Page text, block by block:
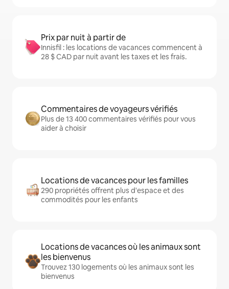
Prix par nuit à partir de
Innisfil : les locations de vacances commencent à
28 $ CAD par nuit avant les taxes et les frais.
Commentaires de voyageurs vérifiés
Plus de 13 400 commentaires vérifiés pour vous
aider à choisir
Locations de vacances pour les familles
290 propriétés offrent plus d'espace et des
commodités pour les enfants
Locations de vacances où les animaux sont
les bienvenus
Trouvez 130 logements où les animaux sont les
bienvenus